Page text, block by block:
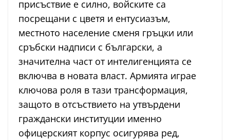
присъствие е силно, войските са
посрещани с цветя и ентусиазъм,
местното население сменя гръцки или
сръбски надписи с български, а
значителна част от интелигенцията се
включва в новата власт. Армията играе
ключова роля в тази трансформация,
защото в отсъствието на утвърдени
граждански институции именно
офицерският корпус осигурява ред,